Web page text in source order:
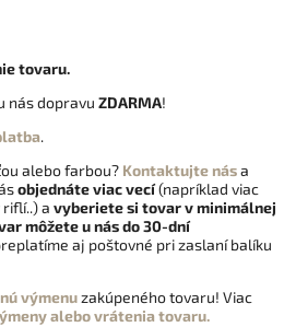
tovaru.
nás dopravu ZDARMA!
.
alebo farbou? Kontaktujte nása
objednáte viac vecí(napríklad viac
a vyberiete si tovar v minimálnej
môžete u nás do 30-dní
aj poštovné pri zaslaní balíku
výmenuzakúpeného tovaru! Viac
alebo vrátenia tovaru.